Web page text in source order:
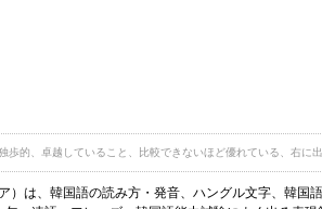
歩的、卓越していること、比較できないほど優れている、右に
）は、韓国語の読み方・発音、ハングル文字、韓国